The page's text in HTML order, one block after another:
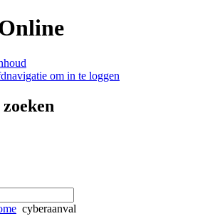
om in te loggen
cyberaanval